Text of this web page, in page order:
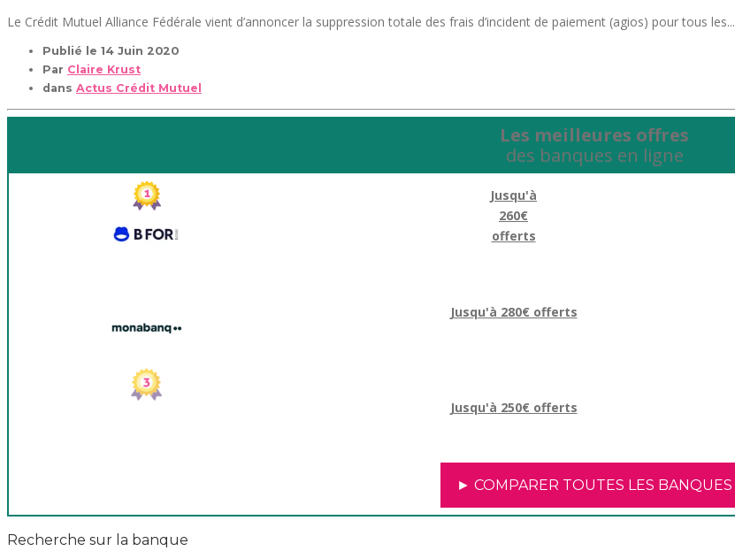
Le Crédit Mutuel Alliance Fédérale vient d’annoncer la suppression totale des frais d’incident de paiement (agios) pour tous les...
Publié le 14 Juin 2020
Par Claire Krust
dans Actus Crédit Mutuel
Les meilleures offres
des banques en ligne
Jusqu'à
260€
offerts
Jusqu'à 280€ offerts
Jusqu'à 250€ offerts
► COMPARER TOUTES LES BANQUES
Recherche sur la banque